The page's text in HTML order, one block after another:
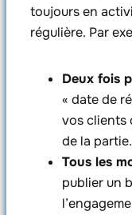
toujours en
régulière. Par
Deux fois
« date de
vos clients
de la partie.
Tous les
publier un